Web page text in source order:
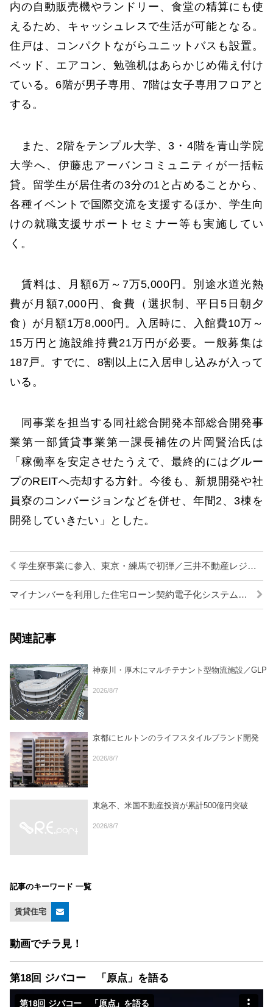
内の自動販売機やランドリー、食堂の精算にも使
えるため、キャッシュレスで生活が可能となる。
住戸は、コンパクトながらユニットバスも設置。
ベッド、エアコン、勉強机はあらかじめ備え付け
ている。6階が男子専用、7階は女子専用フロアと
する。
また、2階をテンプル大学、3・4階を青山学院
大学へ、伊藤忠アーバンコミュニティが一括転
貸。留学生が居住者の3分の1と占めることから、
各種イベントで国際交流を支援するほか、学生向
けの就職支援サポートセミナー等も実施してい
く。
賃料は、月額6万～7万5,000円。別途水道光熱
費が月額7,000円、食費（選択制、平日5日朝夕
食）が月額1万8,000円。入居時に、入館費10万～
15万円と施設維持費21万円が必要。一般募集は
187戸。すでに、8割以上に入居申し込みが入って
いる。
同事業を担当する同社総合開発本部総合開発事
業第一部賃貸事業第一課長補佐の片岡賢治氏は
「稼働率を安定させたうえで、最終的にはグルー
プのREITへ売却する方針。今後も、新規開発や社
員寮のコンバージョンなどを併せ、年間2、3棟を
開発していきたい」とした。
学生寮事業に参入、東京・練馬で初弾／三井不動産レジデンシャル
マイナンバーを利用した住宅ローン契約電子化システム運用開始／三菱地所レジ他
関連記事
神奈川・厚木にマルチテナント型物流施設／GLP
2026/8/7
京都にヒルトンのライフスタイルブランド開発
2026/8/7
東急不、米国不動産投資が累計500億円突破
2026/8/7
記事のキーワード 一覧
賃貸住宅
動画でチラ見！
第18回 ジバコー 「原点」を語る